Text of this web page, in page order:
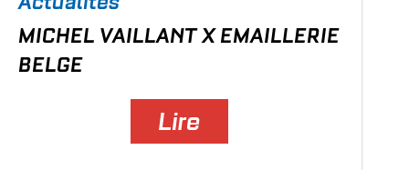
MICHEL VAILLANT X EMAILLERIE
BELGE
Lire